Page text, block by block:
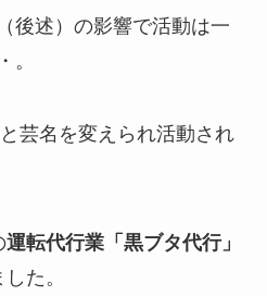
後述）の影響で活動は一
。
と芸名を変えられ活動され
運転代行業「黒ブタ代行」
た。